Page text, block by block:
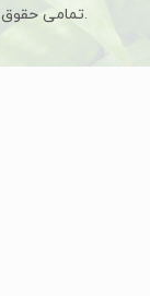
تمامی حقوق این سایت متعلق به مجموعه آرین پلنت می باشد.